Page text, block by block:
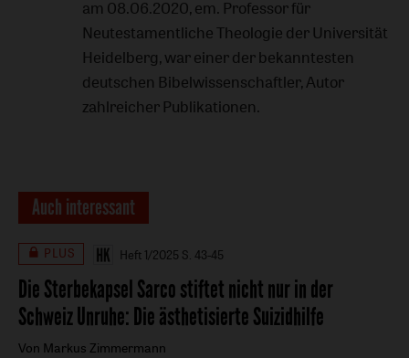
am 08.06.2020, em. Professor für
Neutestamentliche Theologie der Universität
Heidelberg, war einer der bekanntesten
deutschen Bibelwissenschaftler, Autor
zahlreicher Publikationen.
Auch interessant
PLUS Heft 1/2025 S. 43-45
Die Sterbekapsel Sarco stiftet nicht nur in der
Schweiz Unruhe:Die ästhetisierte Suizidhilfe
Von Markus Zimmermann